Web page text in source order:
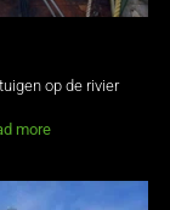
op de rivier
more